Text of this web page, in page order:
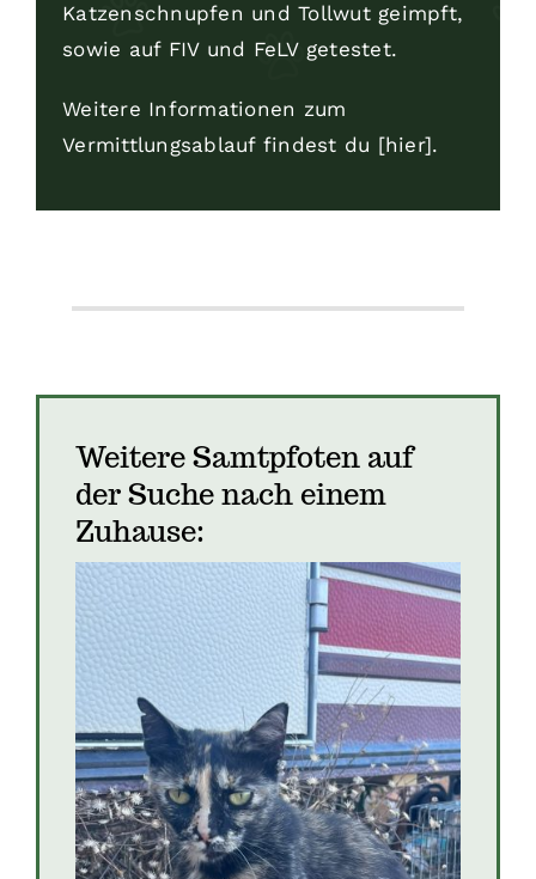
Katzenschnupfen und Tollwut geimpft,
sowie auf FIV und FeLV getestet.
Weitere Informationen zum
Vermittlungsablauf findest du [hier].
Weitere Samtpfoten auf
der Suche nach einem
Zuhause:
Turtle
Katzen Katzen in Kroatien